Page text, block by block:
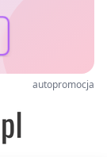
autopromocja